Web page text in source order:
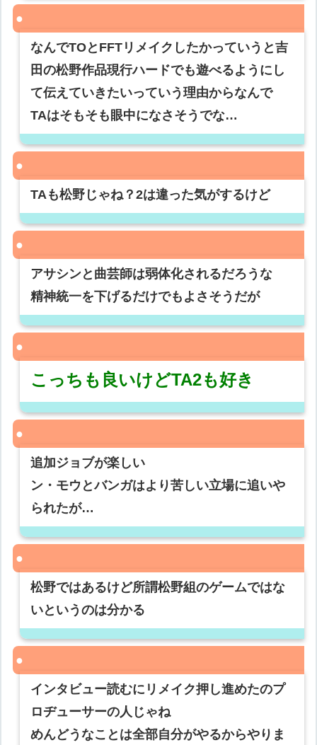
なんでTOとFFTリメイクしたかっていうと吉
田の松野作品現行ハードでも遊べるようにし
て伝えていきたいっていう理由からなんで
TAはそもそも眼中になさそうでな…
TAも松野じゃね？2は違った気がするけど
アサシンと曲芸師は弱体化されるだろうな
精神統一を下げるだけでもよさそうだが
こっちも良いけどTA2も好き
追加ジョブが楽しい
ン・モウとバンガはより苦しい立場に追いや
られたが…
松野ではあるけど所謂松野組のゲームではな
いというのは分かる
インタビュー読むにリメイク押し進めたのプ
ロヂューサーの人じゃね
めんどうなことは全部自分がやるからやりま